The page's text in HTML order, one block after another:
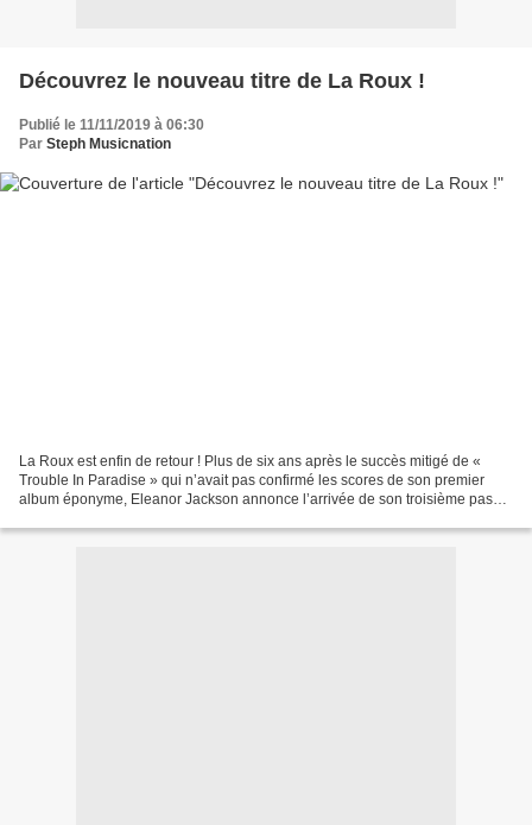
Découvrez le nouveau titre de La Roux !
Publié le 11/11/2019 à 06:30
Par Steph Musicnation
La Roux est enfin de retour ! Plus de six ans après le succès mitigé de «
Trouble In Paradise » qui n’avait pas confirmé les scores de son premier
album éponyme, Eleanor Jackson annonce l’arrivée de son troisième pas